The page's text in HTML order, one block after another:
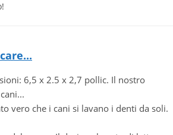
6,5 x 2.5 x 2,7 pollic. Il nostro
vero che i cani si lavano i denti da soli.